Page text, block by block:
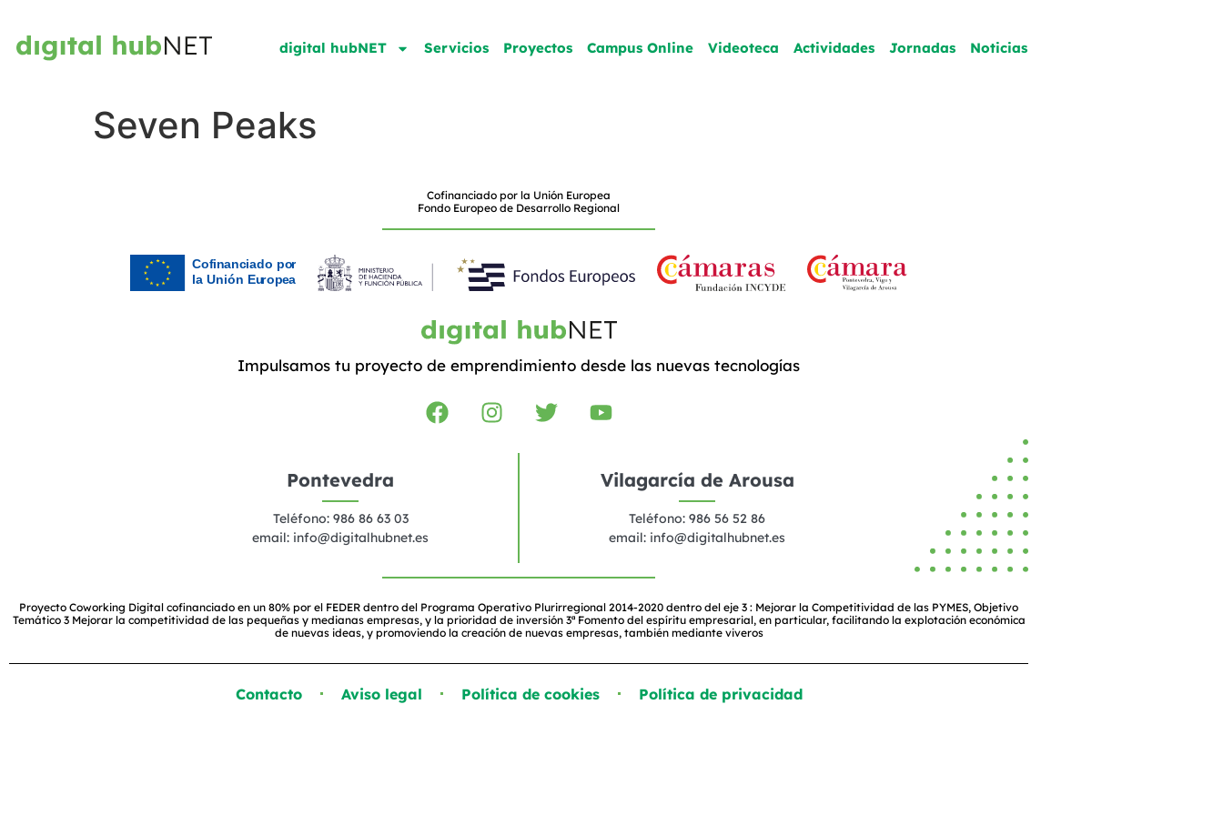
digital hubNET Servicios Proyectos Campus Online Videoteca Actividades Jornadas Noticias
Seven Peaks
Cofinanciado por la Unión Europea
Fondo Europeo de Desarrollo Regional
Impulsamos tu proyecto de emprendimiento desde las nuevas tecnologías
Pontevedra
Teléfono: 986 86 63 03
email: info@digitalhubnet.es
Vilagarcía de Arousa
Teléfono: 986 56 52 86
email: info@digitalhubnet.es
Proyecto Coworking Digital cofinanciado en un 80% por el FEDER dentro del Programa Operativo Plurirregional 2014-2020 dentro del eje 3 : Mejorar la Competitividad de las PYMES, Objetivo
Temático 3 Mejorar la competitividad de las pequeñas y medianas empresas, y la prioridad de inversión 3ª Fomento del espíritu empresarial, en particular, facilitando la explotación económica
de nuevas ideas, y promoviendo la creación de nuevas empresas, también mediante viveros
Contacto Aviso legal Política de cookies Política de privacidad